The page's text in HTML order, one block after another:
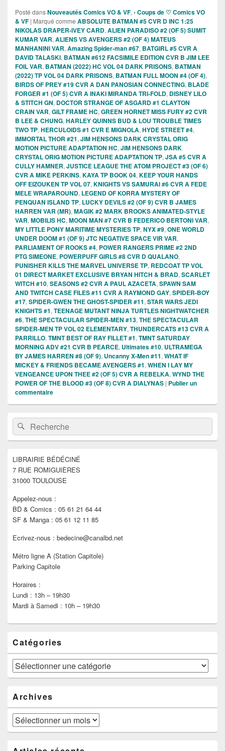
Posté dansNouveautés Comics VO & VF, › Coups de ♡ Comics VO
& VF | Marqué comme ABSOLUTE BATMAN #5 CVR D INC 1:25
NIKOLAS DRAPER-IVEY CARD, ALIEN PARADISO #2 (OF 5) SUMIT
KUMAR VAR, ALIENS VS AVENGERS #2 (OF 4) MATEUS
MANHANINI VAR, Amazing Spider-man #67, BATGIRL #5 CVR A
DAVID TALASKI, BATMAN #612 FACSIMILE EDITION CVR B JIM LEE
FOIL VAR, BATMAN (2022) HC VOL 04 DARK PRISONS, BATMAN
(2022) TP VOL 04 DARK PRISONS, BATMAN FULL MOON #4 (OF 4),
BIRDS OF PREY #19 CVR A DAN PANOSIAN CONNECTING, BLADE
FORGER #1 (OF 5) CVR A INAKI MIRANDA TRI-FOLD, DISNEY LILO
& STITCH GN, DOCTOR STRANGE OF ASGARD #1 CLAYTON
CRAIN VAR, GILT FRAME HC, GREEN HORNET MISS FURY #2 CVR
B LEE & CHUNG, HARLEY QUINNS BUD & LOU TROUBLE TIMES
TWO TP, HERCULOIDS #1 CVR E MIGNOLA, HYDE STREET #4,
IMMORTAL THOR #21, JIM HENSONS DARK CRYSTAL ORIG
MOTION PICTURE ADAPTATION HC, JIM HENSONS DARK
CRYSTAL ORIG MOTION PICTURE ADAPTATION TP, JSA #5 CVR A
CULLY HAMNER, JUSTICE LEAGUE THE ATOM PROJECT #3 (OF 6)
CVR A MIKE PERKINS, KAYA TP BOOK 04, KEEP YOUR HANDS
OFF EIZOUKEN TP VOL 07, KNIGHTS VS SAMURAI #6 CVR A FEDE
MELE WRAPAROUND, LEGEND OF KORRA MYSTERY OF
PENQUAN ISLAND TP, LUCKY DEVILS #2 (OF 9) CVR B JAMES
HARREN VAR (MR), MAGIK #2 MARK BROOKS ANIMATED-STYLE
VAR, MOBILIS HC, MOON MAN #7 CVR B FEDERICO BERTONI VAR,
MY LITTLE PONY MARITIME MYSTERIES TP, NYX #9, ONE WORLD
UNDER DOOM #1 (OF 9) JTC NEGATIVE SPACE VIR VAR,
PARLIAMENT OF ROOKS #4, POWER RANGERS PRIME #2 2ND
PTG SIMEONE, POWERPUFF GIRLS #8 CVR D QUALANO,
PUNISHER KILLS THE MARVEL UNIVERSE TP, REDCOAT TP VOL
01 DIRECT MARKET EXCLUSIVE BRYAN HITCH & BRAD, SCARLET
WITCH #10, SEASONS #2 CVR A PAUL AZACETA, SPAWN SAM
AND TWITCH CASE FILES #11 CVR A RAYMOND GAY, SPIDER-BOY
#17, SPIDER-GWEN THE GHOST-SPIDER #11, STAR WARS JEDI
KNIGHTS #1, TEENAGE MUTANT NINJA TURTLES NIGHTWATCHER
#6, THE SPECTACULAR SPIDER-MEN #13, THE SPECTACULAR
SPIDER-MEN TP VOL 02 ELEMENTARY, THUNDERCATS #13 CVR A
PARRILLO, TMNT BEST OF RAY FILLET #1, TMNT SATURDAY
MORNING ADV #21 CVR B PEARCE, Ultimates #10, ULTRAMEGA
BY JAMES HARREN #8 (OF 9), Uncanny X-Men #11, WHAT IF
MICKEY & FRIENDS BECAME AVENGERS #1, WHEN I LAY MY
VENGEANCE UPON THEE #2 (OF 5) CVR A REBELKA, WYND THE
POWER OF THE BLOOD #3 (OF 8) CVR A DIALYNAS | Publier un
commentaire
Zone
principale
de
widget
barre
latérale
Recherche :Rechercher
LIBRAIRIE BÉDÉCINÉ
7 RUE ROMIGUIÈRES
31000 TOULOUSE
Appelez-nous :
BD & Comics : 05 61 21 64 44
SF & Manga : 05 61 12 11 85
Ecrivez-nous : bedecine@canalbd.net
Métro ligne A (Station Capitole)
Parking Capitole
Horaires :
Lundi : 13h – 19h30
Mardi à Samedi : 10h – 19h30
Catégories
Catégories
Archives
Archives